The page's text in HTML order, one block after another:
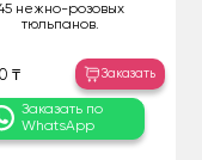
нежно-розовых
тюльпанов.
₸ Заказать
Заказать по
WhatsApp